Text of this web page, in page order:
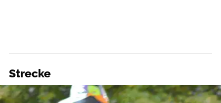
Strecke